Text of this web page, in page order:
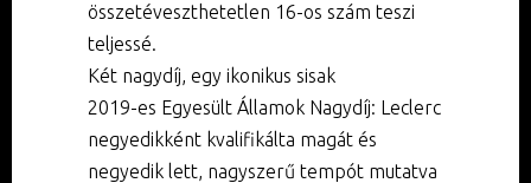
összetéveszthetetlen 16-os szám teszi
teljessé.
Két nagydíj, egy ikonikus sisak
2019-es Egyesült Államok Nagydíj: Leclerc
negyedikként kvalifikálta magát és
negyedik lett, nagyszerű tempót mutatva